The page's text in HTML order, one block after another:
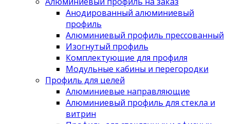
Анодированный алюминиевый
профиль
Алюминиевый профиль прессованный
Изогнутый профиль
Комплектующие для профиля
Модульные кабины и перегородки
Профиль для целей
Алюминиевые направляющие
Алюминиевый профиль для стекла и
витрин